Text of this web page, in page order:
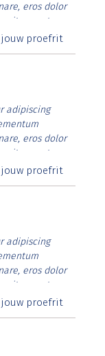
eros dolor
vitae erat.
lorem
proefrit
adipiscing
eros dolor
vitae erat.
lorem
proefrit
adipiscing
eros dolor
vitae erat.
lorem
proefrit